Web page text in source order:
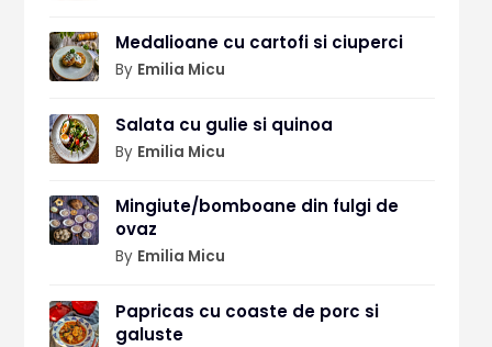
Medalioane cu cartofi si ciuperci
By Emilia Micu
Salata cu gulie si quinoa
By Emilia Micu
Mingiute/bomboane din fulgi de
ovaz
By Emilia Micu
Papricas cu coaste de porc si
galuste